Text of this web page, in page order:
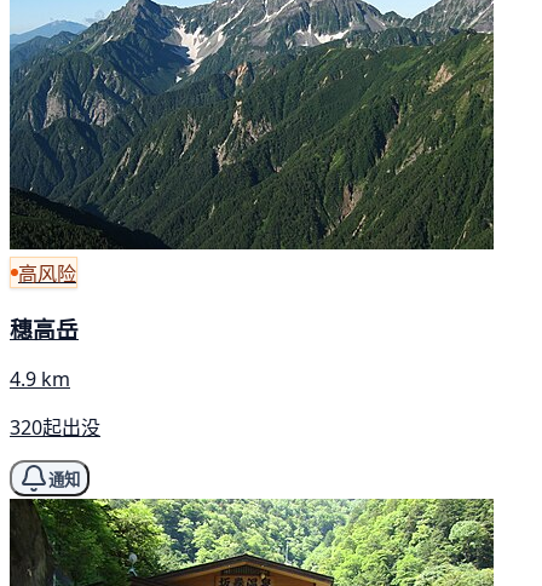
高风险
穗高岳
4.9 km
320起出没
通知